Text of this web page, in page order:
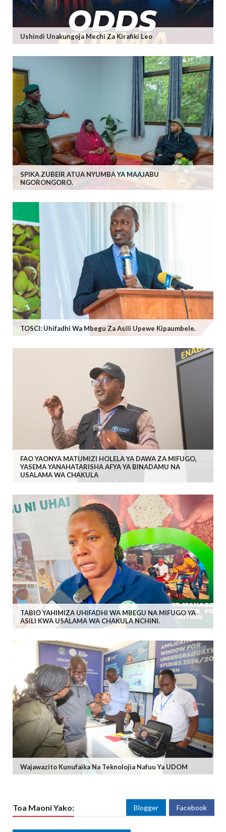
Ushindi Unakungoja Mechi Za Kirafiki Leo
SPIKA ZUBEIR ATUA NYUMBA YA MAAJABU
NGORONGORO.
TOSCI: Uhifadhi Wa Mbegu Za Asili Upewe Kipaumbele.
FAO YAONYA MATUMIZI HOLELA YA DAWA ZA MIFUGO,
YASEMA YANAHATARISHA AFYA YA BINADAMU NA
USALAMA WA CHAKULA
TABIO YAHIMIZA UHIFADHI WA MBEGU NA MIFUGO YA
ASILI KWA USALAMA WA CHAKULA NCHINI.
Wajawazito Kunufaika Na Teknolojia Nafuu Ya UDOM
Toa Maoni Yako: Blogger Facebook